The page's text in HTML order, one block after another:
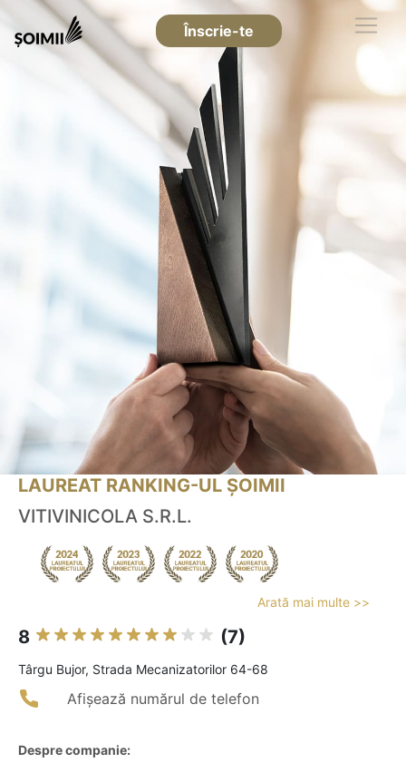
Înscrie-te
LAUREAT RANKING-UL ȘOIMII
VITIVINICOLA S.R.L.
Arată mai multe >>
8 (7)
Târgu Bujor, Strada Mecanizatorilor 64-68
Afișează numărul de telefon
Despre companie: